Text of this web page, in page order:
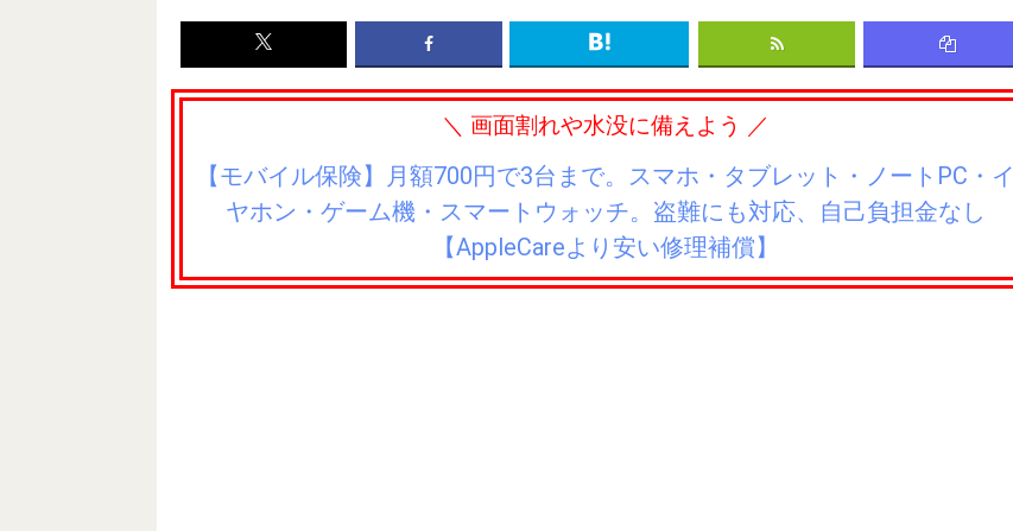
＼ 画面割れや水没に備えよう ／
【モバイル保険】月額700円で3台まで。スマホ・タブレット・ノートPC・イ
ヤホン・ゲーム機・スマートウォッチ。盗難にも対応、自己負担金なし
【AppleCareより安い修理補償】